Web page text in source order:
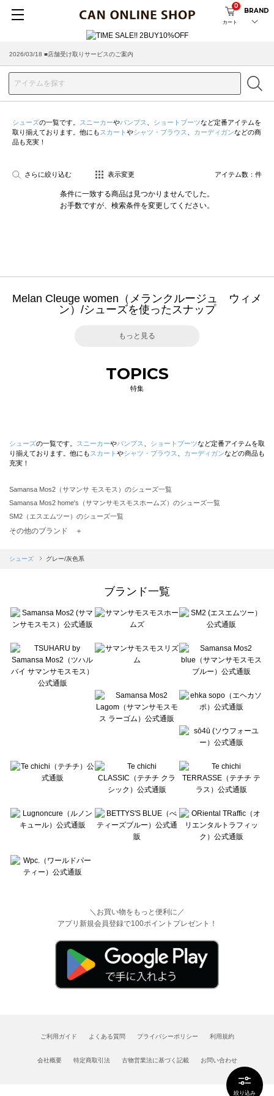
カート
0
BRAND
2026/03/18 ■店舗受け取りサービスのご案内
絞り込み
シューズの一覧です。 スニーカーやパンプス ショートブーツなど定番アイテムを
取り揃えております。他にも スカート やシャツ・ブラウス カーディガンなどの商
品も充実！
さらに絞り込む 表示変更 アイテム数： 件
条件に一致する商品は見つかりませんでした。
お手数ですが、検索条件を変更してください。
Melan Cleuge women（メランクルージュ ウィメ
ン）/シューズを使ったスナップ
もっと見る
TOPICS
特集
シューズの一覧です。 スニーカーやパンプス ショートブーツなど定番アイテムを取
り揃えております。他にも スカート やシャツ・ブラウス カーディガンなどの商品も
充実！
Samansa Mos2（サマンサ モスモス）のシューズ一覧
Samansa Mos2 home's（サマンサモスモスホームズ）のシューズ一覧
SM2（エスエムツー）のシューズ一覧
TSUHARU by Samansa Mos2（ツハルバイサマンサモスモス）のシューズ一覧
Samansa Mos2 blue（サマンサモスモス ブルー）のシューズ一覧
sō4ū（ソウフォーユー）のシューズ一覧
Te chichi（テチチ）のシューズ一覧
Te chichi CLASSIC（テチチ クラシック）のシューズ一覧
Lugnoncure（ルノンキュール）のシューズ一覧
BETTY'S BLUE（べティーズブルー）のシューズ一覧
Wpc.（ワールドパーティー）のシューズ一覧
その他のブランド ＋
シューズ グレー/灰色系
ブランド一覧
＼お買い物をもっと便利に／
アプリ新規会員登録で100ポイントプレゼント！
ご利用ガイド よくある質問 プライバシーポリシー 利用規約
会社概要 特定商取引法 古物営業法に基づく記載 お問い合わせ